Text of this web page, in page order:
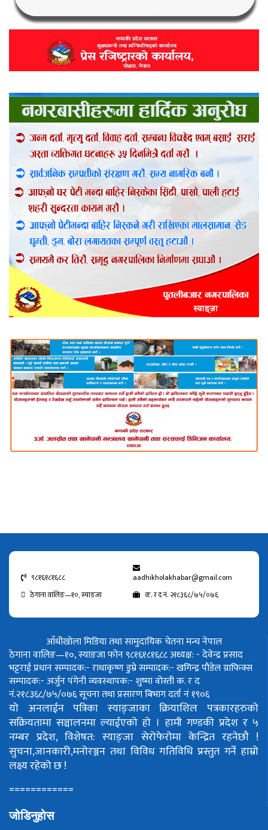
९८१६१८१६८८
aadhikholakhabar@gmail.com
ठेगाना वालिङ—१०, स्याङजा
क. र द नं. २१८३६८/७५/०७६
आँधीखोला मिडिया तथा सामुदायिक चेतना मन्च नेपाल
ठेगाना वालिङ—१०, स्याङजा फोन ९८१६१८१६८८अध्यक्ष: - देवेन्द्र प्रसाद
भट्टराईप्रधान सम्पादक:- राधाकृष्ण डुम्रेसम्पादक:- खगिन्द्र पौडेलग्राफिक्स
सम्पादक:- अर्जुन पंगेनीव्यवस्थापक:- शुष्मा वोस्तीक. र द
नं.२१८३६८/७५/०७६सूचना तथा प्रसारण बिभाग दर्ता नं १९०६
यो अनलाईन पत्रिका स्याङ्जाका क्रियाशिल पत्रकारहरुको
सक्रियतामा सञ्चालनमा ल्याईएको हो । हामी गण्डकी प्रदेश र ५
नम्बर प्रदेश, विशेषत: स्याङ्जा सेरोफेरोमा केन्द्रित रहनेछौ !
सुचना,जानकारी,मनोरञ्जन तथा विविध गतिविधि प्रस्तुत गर्ने हाम्रो
लक्ष्य रहेको छ !
============
जोडिनुहोस